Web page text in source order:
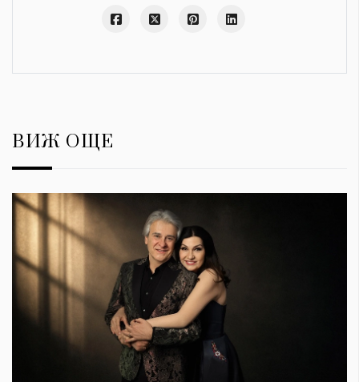
ВИЖ ОЩЕ